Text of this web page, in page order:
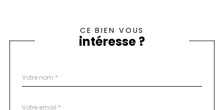
CE BIEN VOUS
intéresse ?
par
*
*